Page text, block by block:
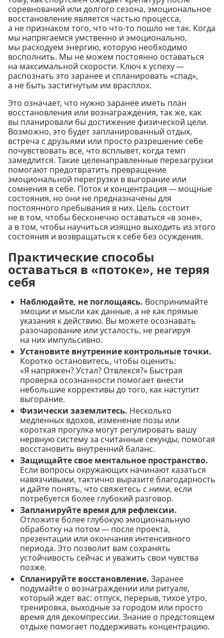
соревнований или долгого сезона, эмоциональное
восстановление является частью процесса,
а не признаком того, что что-то пошло не так. Когда
мы напрягаемся умственно и эмоционально,
мы расходуем энергию, которую необходимо
восполнить. Мы не можем постоянно оставаться
на максимальной скорости. Ключ к успеху —
распознать это заранее и спланировать «спад»,
а не быть застигнутым им врасплох.
Это означает, что нужно заранее иметь план
восстановления или вознаграждения, так же, как
вы планировали бы достижение физической цели.
Возможно, это будет запланированный отдых,
встреча с друзьями или просто разрешение себе
почувствовать все, что всплывет, когда темп
замедлится. Такие целенаправленные перезагрузки
помогают предотвратить превращение
эмоциональной перегрузки в выгорание или
сомнения в себе. Поток и концентрация — мощные
состояния, но они не предназначены для
постоянного пребывания в них. Цель состоит
не в том, чтобы бесконечно оставаться «в зоне»,
а в том, чтобы научиться изящно выходить из этого
состояния и возвращаться к себе без осуждения.
Практические способы
оставаться в «потоке», не теряя
себя
Наблюдайте, не поглощаясь. Воспринимайте
эмоции и мысли как данные, а не как прямые
указания к действию. Вы можете осознавать
разочарование или усталость, не реагируя
на них импульсивно.
Установите внутренние контрольные точки.
Коротко остановитесь, чтобы оценить:
«Я напряжен? Устал? Отвлекся?» Быстрая
проверка осознанности помогает внести
небольшие коррективы до того, как наступит
выгорание.
Физически заземлитесь. Несколько
медленных вдохов, изменение позы или
короткая прогулка могут регулировать вашу
нервную систему за считанные секунды, помогая
восстановить внутренний баланс.
Защищайте свое ментальное пространство.
Если вопросы окружающих начинают казаться
навязчивыми, тактично выразите благодарность
и дайте понять, что свяжетесь с ними, если
потребуется более глубокий разговор.
Запланируйте время для рефлексии.
Отложите более глубокую эмоциональную
обработку на потом — после проекта,
презентации или окончания интенсивного
периода. Это позволит вам сохранять
устойчивость сейчас и уважить свои чувства
позже.
Спланируйте восстановление. Заранее
подумайте о вознаграждении или ритуале,
который ждет вас: отпуск, перерыв, тихое утро,
тренировка, выходные за городом или просто
время для декомпрессии. Знание о предстоящем
отдыхе помогает поддерживать концентрацию.